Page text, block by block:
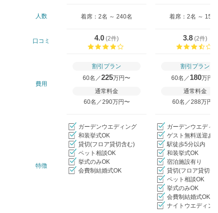
人数 着席：2名 ～ 240名 着席：2名 ～ 150
口コミ 4.0 (2件)
3.8 (2件)
費用
割引プラン
60名／225万円〜
通常料金
60名／290万円〜
割引プラン
60名／ 180万円
通常料金
60名／288万円〜
特徴
ガーデンウエディング
和装挙式OK
貸切(フロア貸切含む)
ペット相談OK
挙式のみOK
会費制結婚式OK
ガーデンウエディ
ゲスト無料送迎あ
駅徒歩5分以内
和装挙式OK
宿泊施設有り
貸切(フロア貸切含
ペット相談OK
挙式のみOK
会費制結婚式OK
ナイトウエディン